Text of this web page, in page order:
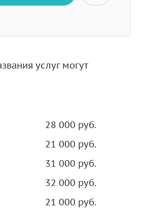
услуг могут
28 000 руб.
21 000 руб.
31 000 руб.
32 000 руб.
21 000 руб.